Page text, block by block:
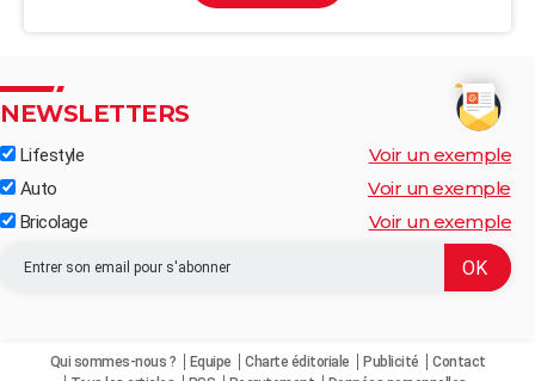
NEWSLETTERS
Lifestyle Voir un exemple
Auto Voir un exemple
Bricolage Voir un exemple
Qui sommes-nous ? Equipe Charte éditoriale Publicité
Contact